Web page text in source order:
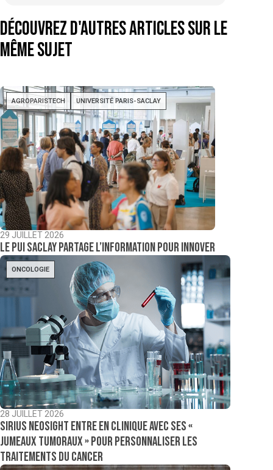
Découvrez d'autres articles sur le
même sujet
AGROPARISTECH UNIVERSITÉ PARIS-SACLAY
29 JUILLET 2026
Le PUI Saclay partage l’information pour innover
ONCOLOGIE
28 JUILLET 2026
Sirius NeoSight entre en clinique avec ses «
jumeaux tumoraux » pour personnaliser les
traitements du cancer